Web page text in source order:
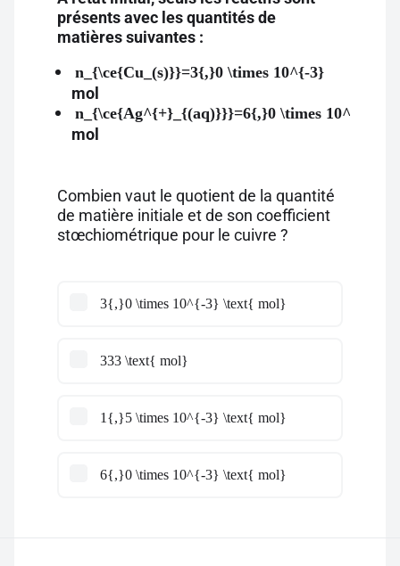
présents avec les quantités de
matières suivantes :
n_{\ce{Cu_(s)}}=3{,}0 \times 10^{-3}
mol
n_{\ce{Ag^{+}_{(aq)}}}=6{,}0 \times 10^{-3}
mol
Combien vaut le quotient de la quantité
de matière initiale et de son coefficient
stœchiométrique pour le cuivre ?
3{,}0 \times 10^{-3} \text{ mol}
333 \text{ mol}
1{,}5 \times 10^{-3} \text{ mol}
6{,}0 \times 10^{-3} \text{ mol}